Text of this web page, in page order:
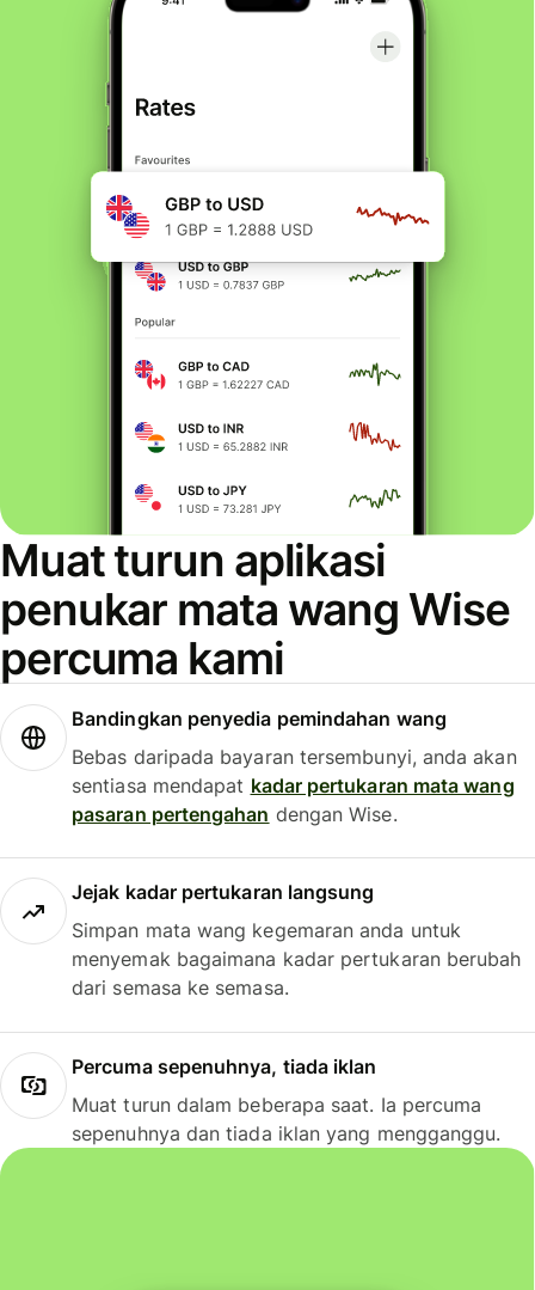
Muat turun aplikasi
penukar mata wang Wise
percuma kami
Bandingkan penyedia pemindahan wang
Bebas daripada bayaran tersembunyi, anda akan
sentiasa mendapat kadar pertukaran mata wang
pasaran pertengahan dengan Wise.
Jejak kadar pertukaran langsung
Simpan mata wang kegemaran anda untuk
menyemak bagaimana kadar pertukaran berubah
dari semasa ke semasa.
Percuma sepenuhnya, tiada iklan
Muat turun dalam beberapa saat. Ia percuma
sepenuhnya dan tiada iklan yang mengganggu.